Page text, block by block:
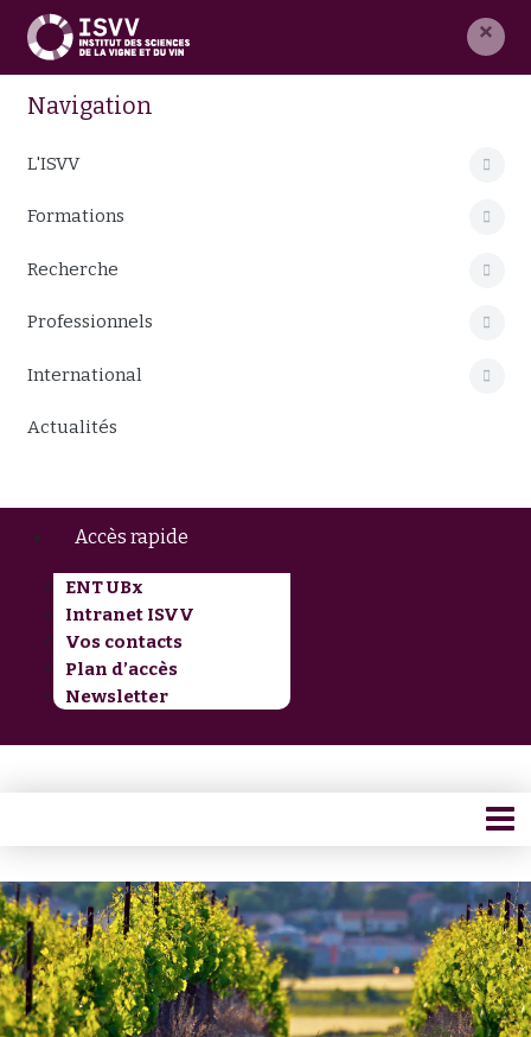
×
Navigation
L'ISVV
Formations
Recherche
Professionnels
International
Actualités
Accès rapide
ENT UBx
Intranet ISVV
Vos contacts
Plan d’accès
Newsletter